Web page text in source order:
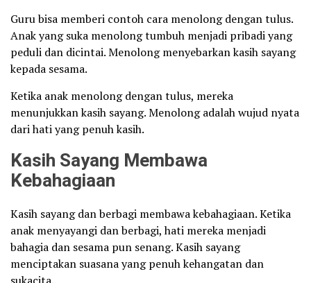
Guru bisa memberi contoh cara menolong dengan tulus.
Anak yang suka menolong tumbuh menjadi pribadi yang
peduli dan dicintai. Menolong menyebarkan kasih sayang
kepada sesama.
Ketika anak menolong dengan tulus, mereka
menunjukkan kasih sayang. Menolong adalah wujud nyata
dari hati yang penuh kasih.
Kasih Sayang Membawa
Kebahagiaan
Kasih sayang dan berbagi membawa kebahagiaan. Ketika
anak menyayangi dan berbagi, hati mereka menjadi
bahagia dan sesama pun senang. Kasih sayang
menciptakan suasana yang penuh kehangatan dan